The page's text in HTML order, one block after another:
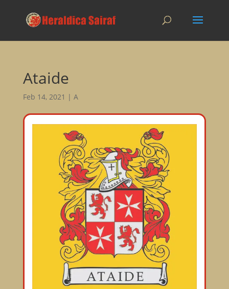
Ataide
Feb 14, 2021 | A